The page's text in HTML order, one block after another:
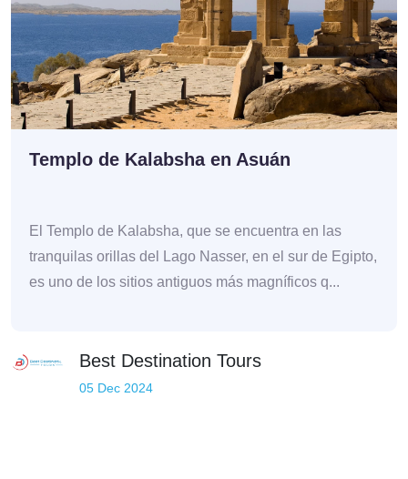
Templo de Kalabsha en Asuán
El Templo de Kalabsha, que se encuentra en las
tranquilas orillas del Lago Nasser, en el sur de Egipto,
es uno de los sitios antiguos más magníficos q...
Best Destination Tours
05 Dec 2024